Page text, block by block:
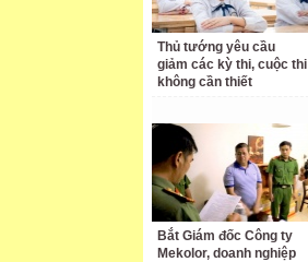
Thủ tướng yêu cầu
giảm các kỳ thi, cuộc thi
không cần thiết
Bắt Giám đốc Công ty
Mekolor, doanh nghiệp